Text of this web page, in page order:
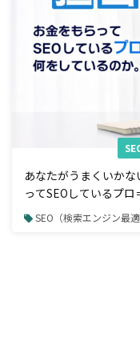
あなたがうまくいか
ってSEOしているプロ
SEO（検索エンジン最適